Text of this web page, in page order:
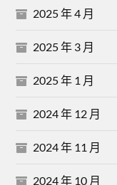
2025 年 4 月
2025 年 3 月
2025 年 1 月
2024 年 12 月
2024 年 11 月
2024 年 10 月